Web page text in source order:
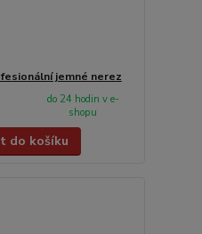
jemné nerez
do 24 hodin v e-
shopu
do košíku